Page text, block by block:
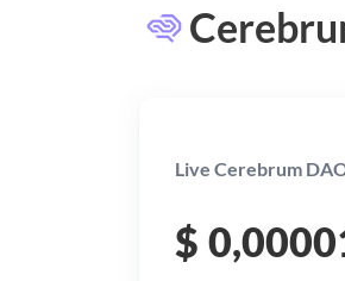
Live Cerebrum
$